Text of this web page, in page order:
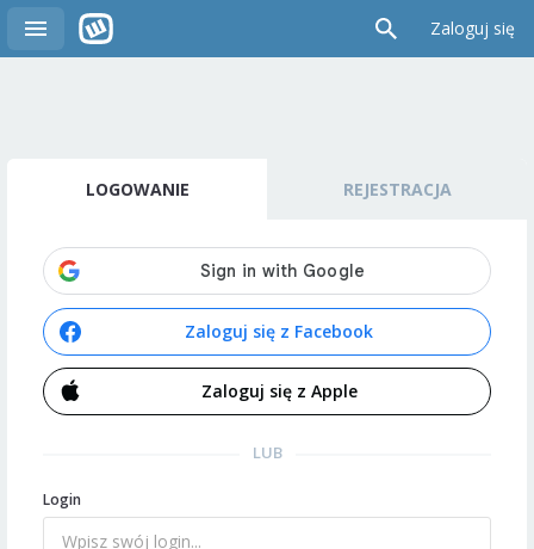
Zaloguj się
LOGOWANIE REJESTRACJA
Zaloguj się z Facebook
Zaloguj się z Apple
LUB
Login